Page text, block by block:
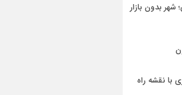
بدون بازار
با نقشه راه